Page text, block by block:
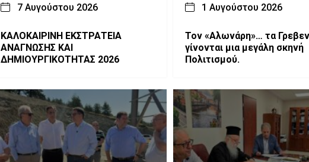
7 Αυγούστου 2026
ΚΑΛΟΚΑΙΡΙΝΗ ΕΚΣΤΡΑΤΕΙΑ
ΑΝΑΓΝΩΣΗΣ ΚΑΙ
ΔΗΜΙΟΥΡΓΙΚΟΤΗΤΑΣ 2026
1 Αυγούστου 2026
Τον «Αλωνάρη»… τα
γίνονται μια μεγάλη σκηνή
Πολιτισμού.